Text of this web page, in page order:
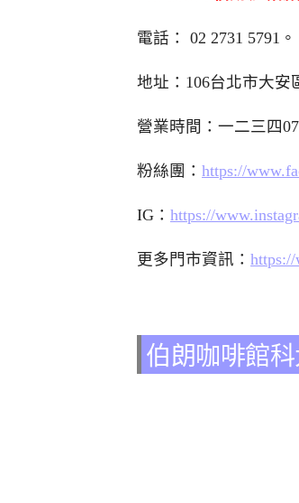
電話： 02 2731 5791。
地址：106台北市大安
營業時間：一二三四
粉絲團： https://
IG： https://
更多門市資訊：
伯朗咖啡館